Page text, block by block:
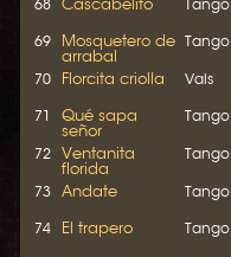
68 Cascabelito Tango
69 Mosquetero de
arrabal
Tango
70 Florcita criolla Vals
71 Qué sapa
señor
Tango
72 Ventanita
florida
Tango
73 Andate Tango
74 El trapero Tango